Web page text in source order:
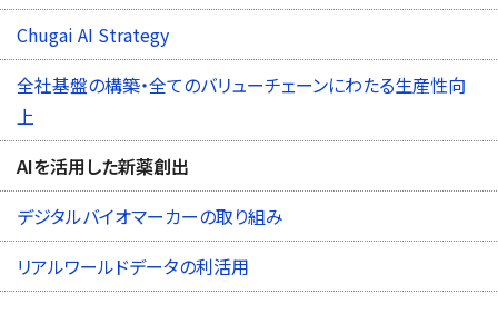
Chugai AI Strategy
全社基盤の構築・全てのバリューチェーンにわたる生産性向
上
AIを活用した新薬創出
デジタルバイオマーカーの取り組み
リアルワールドデータの利活用